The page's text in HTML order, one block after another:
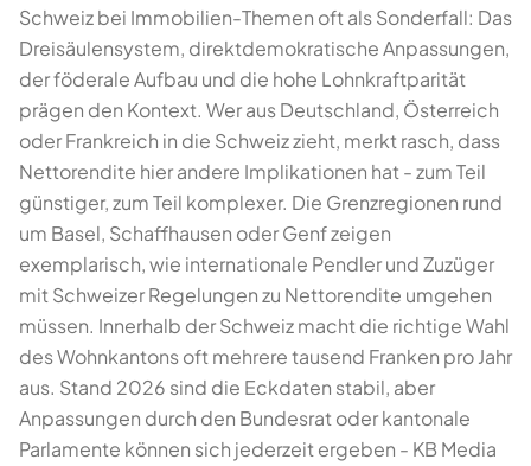
Schweiz bei Immobilien-Themen oft als Sonderfall: Das
Dreisäulensystem, direktdemokratische Anpassungen,
der föderale Aufbau und die hohe Lohnkraftparität
prägen den Kontext. Wer aus Deutschland, Österreich
oder Frankreich in die Schweiz zieht, merkt rasch, dass
Nettorendite hier andere Implikationen hat - zum Teil
günstiger, zum Teil komplexer. Die Grenzregionen rund
um Basel, Schaffhausen oder Genf zeigen
exemplarisch, wie internationale Pendler und Zuzüger
mit Schweizer Regelungen zu Nettorendite umgehen
müssen. Innerhalb der Schweiz macht die richtige Wahl
des Wohnkantons oft mehrere tausend Franken pro Jahr
aus. Stand 2026 sind die Eckdaten stabil, aber
Anpassungen durch den Bundesrat oder kantonale
Parlamente können sich jederzeit ergeben - KB Media